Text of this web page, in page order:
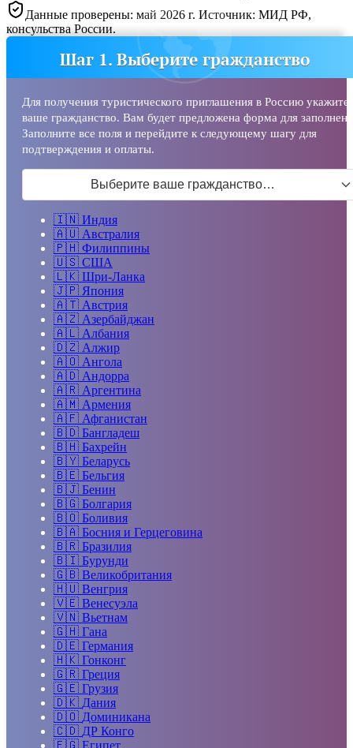
Данные проверены: май 2026 г. Источник: МИД РФ,
консульства России.
Шаг 1. Выберите гражданство
Для получения туристического приглашения в Россию укажите
ваше гражданство. Вам будет предложена форма для
Заполните все поля и перейдите к следующему шагу для
подтверждения и оплаты.
Выберите ваше гражданство…
🇮🇳 Индия
🇦🇺 Австралия
🇵🇭 Филиппины
🇺🇸 США
🇱🇰 Шри-Ланка
🇯🇵 Япония
🇦🇹 Австрия
🇦🇿 Азербайджан
🇦🇱 Албания
🇩🇿 Алжир
🇦🇴 Ангола
🇦🇩 Андорра
🇦🇷 Аргентина
🇦🇲 Армения
🇦🇫 Афганистан
🇧🇩 Бангладеш
🇧🇭 Бахрейн
🇧🇾 Беларусь
🇧🇪 Бельгия
🇧🇯 Бенин
🇧🇬 Болгария
🇧🇴 Боливия
🇧🇦 Босния и Герцеговина
🇧🇷 Бразилия
🇧🇮 Бурунди
🇬🇧 Великобритания
🇭🇺 Венгрия
🇻🇪 Венесуэла
🇻🇳 Вьетнам
🇬🇭 Гана
🇩🇪 Германия
🇭🇰 Гонконг
🇬🇷 Греция
🇬🇪 Грузия
🇩🇰 Дания
🇩🇴 Доминикана
🇨🇩 ДР Конго
🇪🇬 Египет